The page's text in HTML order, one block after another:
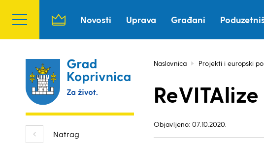
Novosti Uprava Građani
Natrag
Naslovnica Projekti i europski
ReVITAlize
Objavljeno: 07.10.2020.